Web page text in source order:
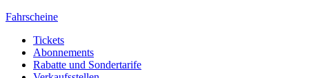
Fahrscheine
Tickets
Abonnements
Rabatte und Sondertarife